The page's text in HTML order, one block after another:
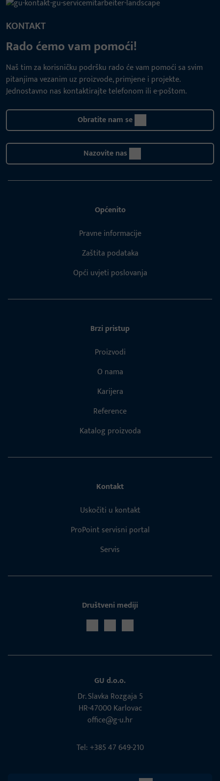
KONTAKT
Rado ćemo vam pomoći!
Naš tim za korisničku podršku rado će vam pomoći sa svim
pitanjima vezanim uz proizvode, primjene i projekte.
Jednostavno nas kontaktirajte telefonom ili e-poštom.
Obratite nam se
Nazovite nas
Općenito
Pravne informacije
Zaštita podataka
Opći uvjeti poslovanja
Brzi pristup
Proizvodi
O nama
Karijera
Reference
Katalog proizvoda
Kontakt
Uskočiti u kontakt
ProPoint servisni portal
Servis
Društveni mediji
GU d.o.o.
Dr. Slavka Rozgaja 5
HR-47000 Karlovac
office@g-u.hr
Tel: +385 47 649-210